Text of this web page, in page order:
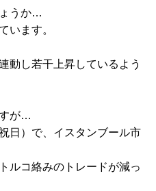
うか…
います。
動し若干上昇しているよう
が…
日）で、イスタンブール市
ルコ絡みのトレードが減っ